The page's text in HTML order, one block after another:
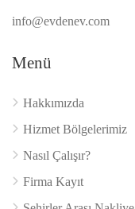
info@evdenev.com
Menü
Hakkımızda
Hizmet Bölgelerimiz
Nasıl Çalışır?
Firma Kayıt